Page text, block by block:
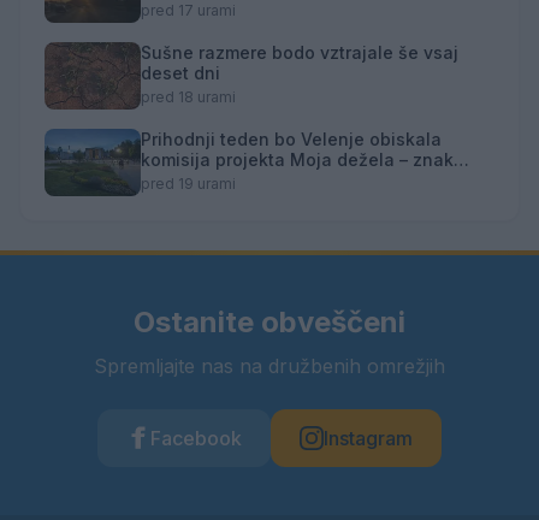
pred 17 urami
Sušne razmere bodo vztrajale še vsaj
deset dni
pred 18 urami
Prihodnji teden bo Velenje obiskala
komisija projekta Moja dežela – znak
gostoljubnosti
pred 19 urami
Ostanite obveščeni
Spremljajte nas na družbenih omrežjih
Facebook Instagram